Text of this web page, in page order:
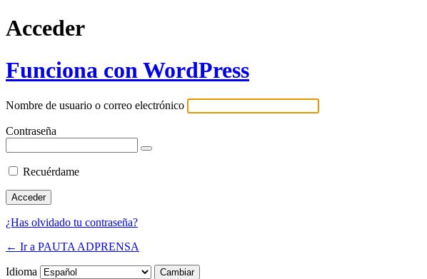
Acceder
Funciona con WordPress
Nombre de usuario o correo electrónico
Contraseña
Recuérdame
¿Has olvidado tu contraseña?
← Ir a PAUTA ADPRENSA
Idioma